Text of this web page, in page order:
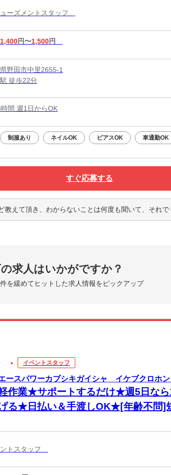
ーズメントスタッフ
1,400円〜1,500円
野田市中里2655-1
徒歩22分
間 週1日からOK
制服あり ネイルOK ピアスOK 車通勤OK
すぐ応募する
親切に教えてくれました。 シフトに関しても、前もって相談すれば融通が利くしとても助かります。 他では味わえない仕事なので、とてもやりがいがあ
の求人はいかがですか？
を緩めてヒットした求人情報をピックアップ
イベントスタッフ
ースパワーカブシキガイシャ イケブクロホン
作業★サポートするだけ★週5日なら
る★日払い＆手渡しOK★[年齢不問]
トスタッフ